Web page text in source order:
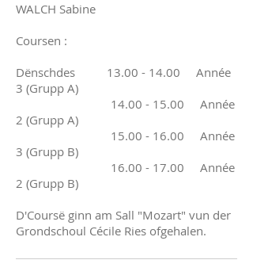
WALCH Sabine
Coursen :
Dënschdes 13.00 - 14.00 Année
3 (Grupp A)
14.00 - 15.00 Année
2 (Grupp A)
15.00 - 16.00 Année
3 (Grupp B)
16.00 - 17.00 Année
2 (Grupp B)
D'Coursë ginn am Sall "Mozart" vun der
Grondschoul Cécile Ries ofgehalen.